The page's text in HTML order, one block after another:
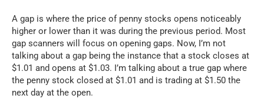
A gap is where the price of penny stocks opens noticeably
higher or lower than it was during the previous period. Most
gap scanners will focus on opening gaps. Now, I’m not
talking about a gap being the instance that a stock closes at
$1.01 and opens at $1.03. I’m talking about a true gap where
the penny stock closed at $1.01 and is trading at $1.50 the
next day at the open.